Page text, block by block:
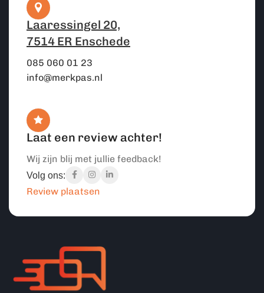
Laaressingel 20,
7514 ER Enschede
085 060 01 23
info@merkpas.nl
Laat een review achter!
Wij zijn blij met jullie feedback!
Volg ons:
Review plaatsen